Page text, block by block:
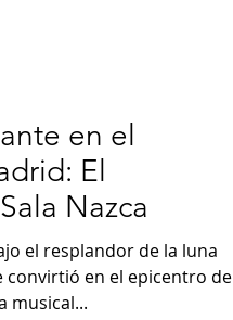
en el
El
Nazca
el resplandor de la luna
convirtió en el epicentro de
musical...